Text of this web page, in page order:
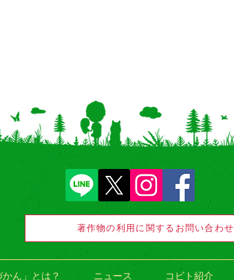
著作物の利用に関するお問い合わせ
かん」とは？ ニュース コビト紹介